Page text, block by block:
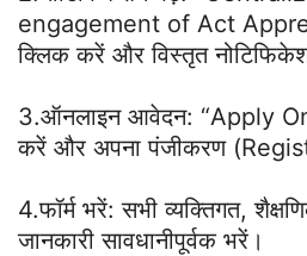
engagement of Act
क्लिक करें और विस्तृत
3.ऑनलाइन आवेदन: “Apply
करें और अपना पंजीकरण
4.फॉर्म भरें: सभी व्यक्तिगत,
जानकारी सावधानीपूर्वक भरें।